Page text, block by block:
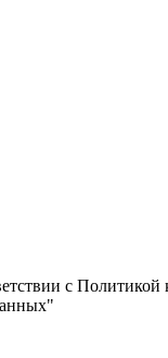
с Политикой